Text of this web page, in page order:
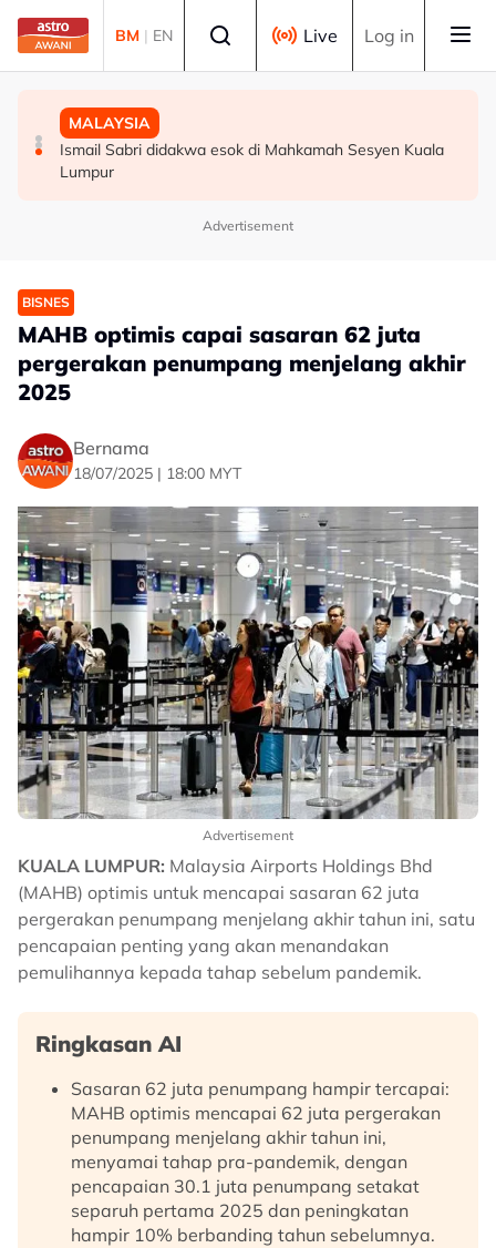
Skip to main content
BM | EN Live Log in
MALAYSIA
Wanita didenda RM75,000 mengaku salah beri rasuah
kepada pegawai jas
MALAYSIA
Ismail Sabri didakwa esok di Mahkamah Sesyen Kuala
Lumpur
MALAYSIA
Malaysia mula siasatan anti-lambakan keluli dari China,
Taiwan, Vietnam -- MITI
Advertisement
BISNES
MAHB optimis capai sasaran 62 juta
pergerakan penumpang menjelang akhir
2025
Bernama
18/07/2025 | 18:00 MYT
Advertisement
KUALA LUMPUR: Malaysia Airports Holdings Bhd
(MAHB) optimis untuk mencapai sasaran 62 juta
pergerakan penumpang menjelang akhir tahun ini, satu
pencapaian penting yang akan menandakan
pemulihannya kepada tahap sebelum pandemik.
Ringkasan AI
Sasaran 62 juta penumpang hampir tercapai:
MAHB optimis mencapai 62 juta pergerakan
penumpang menjelang akhir tahun ini,
menyamai tahap pra-pandemik, dengan
pencapaian 30.1 juta penumpang setakat
separuh pertama 2025 dan peningkatan
hampir 10% berbanding tahun sebelumnya.